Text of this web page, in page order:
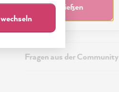
Versand & Retouren
Fragen aus der Community
& Schließen